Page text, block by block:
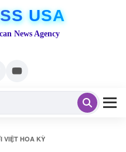
USA
News Agency
VIỆT HOA KỲ